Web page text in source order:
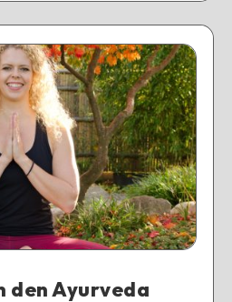
den Ayurveda